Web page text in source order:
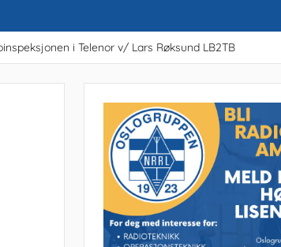
i Telenor v/ Lars Røksund LB2TB